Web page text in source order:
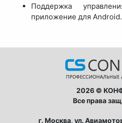
Поддержка
приложение для Android.
2026 ©
Все права
г. Москва, ул.